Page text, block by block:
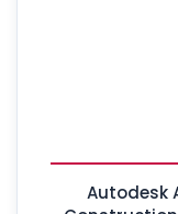
Autodesk